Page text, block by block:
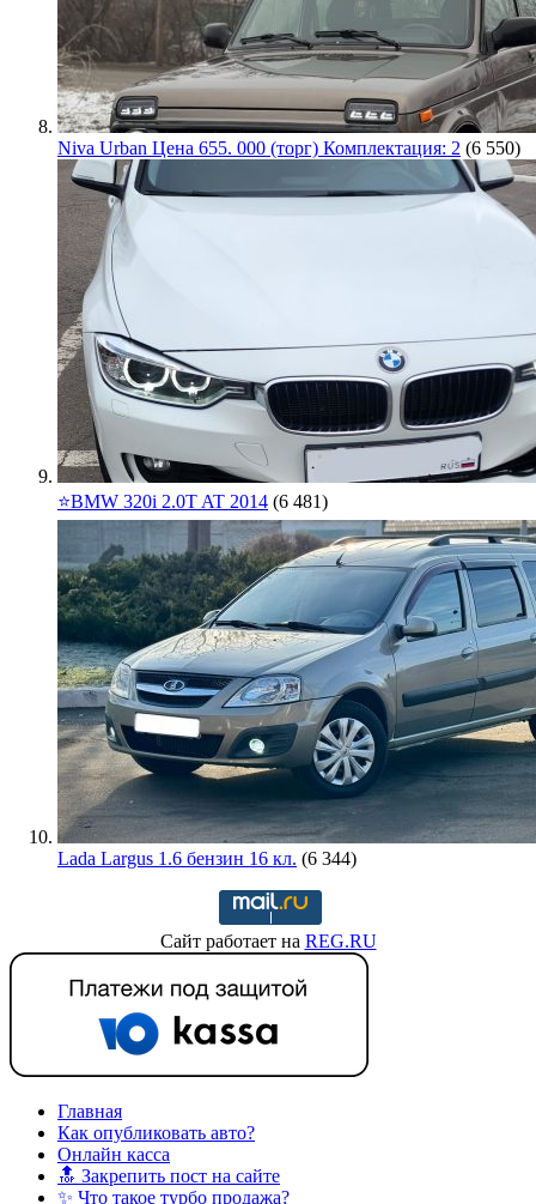
Niva Urban Цена 655. 000 (торг) Комплектация: 2 (6 550)
⭐️BMW 320i 2.0T AT 2014 (6 481)
Lada Largus 1.6 бензин 16 кл. (6 344)
Сайт работает на REG.RU
Главная
Как опубликовать авто?
Онлайн касса
🔝 Закрепить пост на сайте
✨ Что такое турбо продажа?